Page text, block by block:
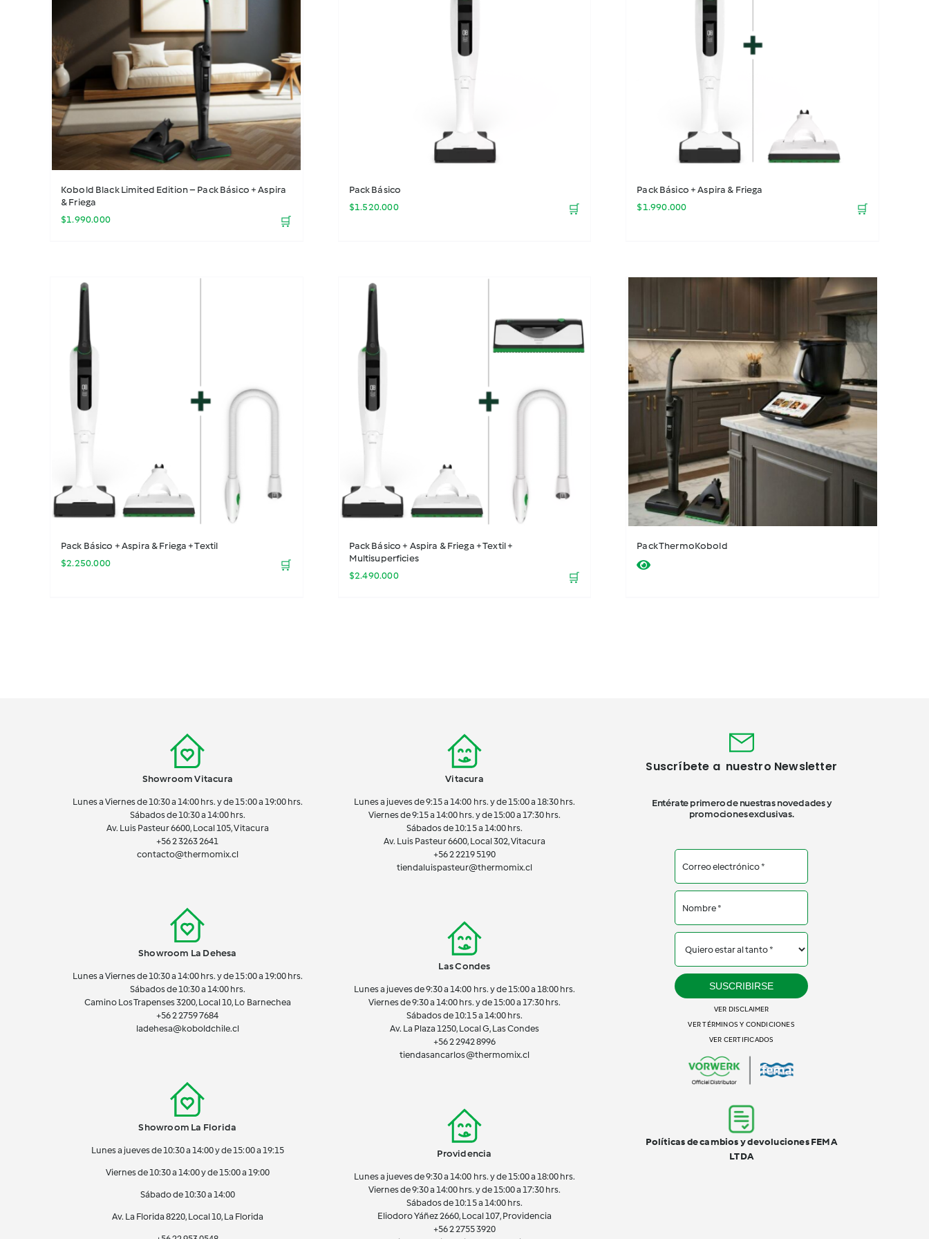
(40)
Merchandising
Especial Regalos Thermomix (23)
Ofertas ¡De miedo! (28)
Pack wow (3)
Consumibles Kobold (18)
Accesorios Kobold (25)
Kobold VK7 (7)
Repuestos (27)
Más vendidos (34)
Libros y chips
Kobold Black Limited Edition – Pack Básico + Aspira
& Friega
$1.990.000 🛒
Pack Básico
$1.520.000 🛒
Pack Básico + Aspira & Friega
$1.990.000 🛒
Pack Básico + Aspira & Friega + Textil
$2.250.000 🛒
Pack Básico + Aspira & Friega + Textil +
Multisuperficies
$2.490.000 🛒
Pack ThermoKobold
Showroom Vitacura
Lunes a Viernes de 10:30 a 14:00 hrs. y de 15:00 a 19:00 hrs.
Sábados de 10:30 a 14:00 hrs.
Av. Luis Pasteur 6600, Local 105, Vitacura
+56 2 3263 2641
contacto@thermomix.cl
Showroom La Dehesa
Lunes a Viernes de 10:30 a 14:00 hrs. y de 15:00 a 19:00 hrs.
Sábados de 10:30 a 14:00 hrs.
Camino Los Trapenses 3200, Local 10, Lo Barnechea
+56 22759 7684
ladehesa@koboldchile.cl
Showroom La Florida
Lunes a jueves de 10:30 a 14:00 y de 15:00 a 19:15
Viernes de 10:30 a 14:00 y de 15:00 a 19:00
Sábado de 10:30 a 14:00
Av. La Florida 8220, Local 10, La Florida
Vitacura
Lunes a jueves de 9:15 a 14:00 hrs. y de 15:00 a 18:30 hrs.
Viernes de 9:15 a 14:00 hrs. y de 15:00 a 17:30 hrs.
Sábados de 10:15 a 14:00 hrs.
Av. Luis Pasteur 6600, Local 302, Vitacura
+56 2 2219 5190
tiendaluispasteur@thermomix.cl
Las Condes
Lunes a jueves de 9:30 a 14:00 hrs. y de 15:00 a 18:00 hrs.
Viernes de 9:30 a 14:00 hrs. y de 15:00 a 17:30 hrs.
Sábados de 10:15 a 14:00 hrs.
Av. La Plaza 1250, Local G, Las Condes
+56 2 2942 8996
tiendasancarlos@thermomix.cl
Providencia
Lunes a jueves de 9:30 a 14:00 hrs. y de 15:00 a 18:00 hrs.
Viernes de 9:30 a 14:00 hrs. y de 15:00 a 17:30 hrs.
Sábados de 10:15 a 14:00 hrs.
Eliodoro Yáñez 2660, Local 107, Providencia
+56 2 2755 3920
Suscríbete a nuestro Newsletter
Entérate primero de nuestras novedades y
promociones exclusivas.
SUSCRIBIRSE
VER DISCLAIMER
VER TÉRMINOS Y CONDICIONES
VER CERTIFICADOS
Políticas de cambios y devoluciones FEMA
LTDA